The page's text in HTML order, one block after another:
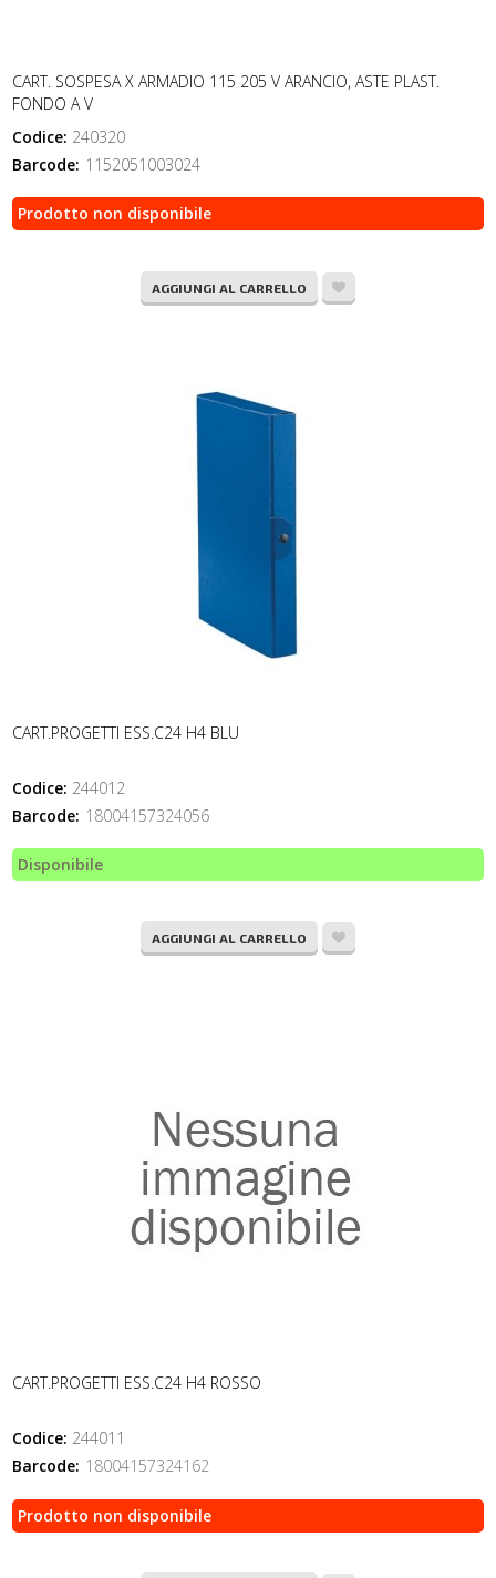
CART. SOSPESA X ARMADIO 115 205 V ARANCIO, ASTE PLAST.
FONDO A V
Codice: 240320
Barcode: 1152051003024
Prodotto non disponibile
AGGIUNGI AL CARRELLO
CART.PROGETTI ESS.C24 H4 BLU
Codice: 244012
Barcode: 18004157324056
Disponibile
AGGIUNGI AL CARRELLO
CART.PROGETTI ESS.C24 H4 ROSSO
Codice: 244011
Barcode: 18004157324162
Prodotto non disponibile